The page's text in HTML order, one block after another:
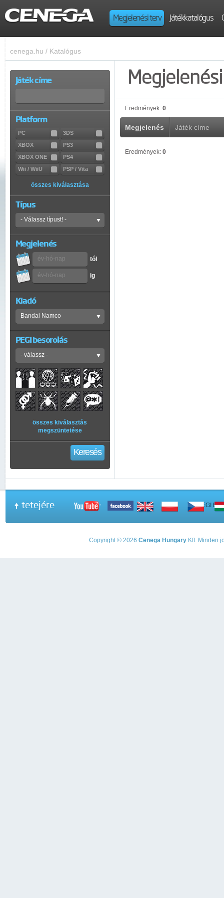
Megjelenési terv Játékkatalógus
cenega.hu / Katalógus
Játék címe
Platform
PC
3DS
XBOX
PS3
XBOX ONE
PS4
Wii / WiiU
PSP / Vita
összes kiválasztása
Típus
Megjelenés
tól
ig
Kiadó
PEGI besorolás
összes kiválasztás
megszüntetése
Keresés
Eredmények: 0
Megjelenés Játék címe
Eredmények: 0
tetejére A PEGI
Copyright © 2026 Cenega Hungary Kft. Minden